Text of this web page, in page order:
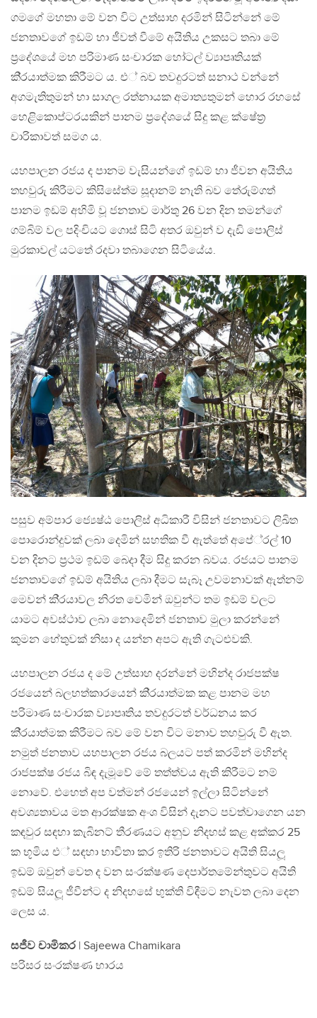
ගමගේ මහතා මේ වන විට උත්සාහ දරමින් සිටින්නේ මේ
ජනතාවගේ ඉඩම් හා ජීවත් වීමේ අයිතිය උකසට තබා මේ
ප‍්‍රදේශයේ මහ පරිමාණ සංචාරක හෝටල් ව්‍යාපෘතියක්
කි‍්‍රයාත්මක කිරීමට ය. එ් බව තවදුරටත් සනාථ වන්නේ
අගමැතිතුමන් හා සාගල රත්නායක අමාත්‍යතුමන් හොර රහසේ
හෙළිකොප්ටරයකින් පානම ප‍්‍රදේශයේ සිදු කළ ක්ෂේත‍්‍ර
චාරිකාවත් සමග ය.
යහපාලන රජය ද පානම වැසියන්ගේ ඉඩම් හා ජීවන අයිතිය
තහවුරු කිරීමට කිසිසේත්ම සූදානම් නැති බව තේරුම්ගත්
පානම ඉඩම් අහිමි වූ ජනතාව මාර්තු 26 වන දින තමන්ගේ
ගම්බිම් වල පදිංචියට ගොස් සිටි අතර ඔවුන් ව දැඩි පොලිස්
මුරකාවල් යටතේ රදවා තබාගෙන සිටියේය.
පසුව අම්පාර ජ්‍යෙෂ්ඨ පොලිස් අධිකාරී විසින් ජනතාවට ලිඛිත
පොරොන්දුවක් ලබා දෙමින් සහතික වී ඇත්තේ අපේ‍්‍රල් 10
වන දිනට ප‍්‍රථම ඉඩම් බෙදා දීම සිදු කරන බවය. රජයට පානම
ජනතාවගේ ඉඩම් අයිතිය ලබා දීමට සැබෑ උවමනාවක් ඇත්නම්
මෙවන් කි‍්‍රයාවල නිරත වෙමින් ඔවුන්ට තම ඉඩම් වලට
යාමට අවස්ථාව ලබා නොදෙමින් ජනතාව මුලා කරන්නේ
කුමන හේතුවක් නිසා ද යන්න අපට ඇති ගැටළුවකි.
යහපාලන රජය ද මේ උත්සාහ දරන්නේ මහින්ද රාජපක්ෂ
රජයෙන් බලහත්කාරයෙන් කි‍්‍රයාත්මක කළ පානම මහ
පරිමාණ සංචාරක ව්‍යාපෘතිය තවදුරටත් වර්ධනය කර
කි‍්‍රයාත්මක කිරීමට බව මේ වන විට මනාව තහවුරු වී ඇත.
නමුත් ජනතාව යහපාලන රජය බලයට පත් කරමින් මහින්ද
රාජපක්ෂ රජය බිඳ දැමූවේ මේ තත්ත්වය ඇති කිරීමට නම්
නොවේ. එහෙත් අප වත්මන් රජයෙන් ඉල්ලා සිටින්නේ
අවශ්‍යතාවය මත ආරක්ෂක අංශ විසින් දැනට පවත්වාගෙන යන
කඳවුර සඳහා කැබිනට් තීරණයට අනුව නිදහස් කළ අක්කර 25
ක භූමිය එ් සඳහා භාවිතා කර ඉතිරි ජනතාවට අයිති සියලූ
ඉඩම් ඔවුන් වෙත ද වන සංරක්ෂණ දෙපාර්තමේන්තුවට අයිති
ඉඩම් සියලූ ජීවීන්ට ද නිදහසේ භුක්ති විඳීමට නැවත ලබා දෙන
ලෙස ය.
සජීව චාමිකර | Sajeewa Chamikara
පරිසර සංරක්ෂණ භාරය